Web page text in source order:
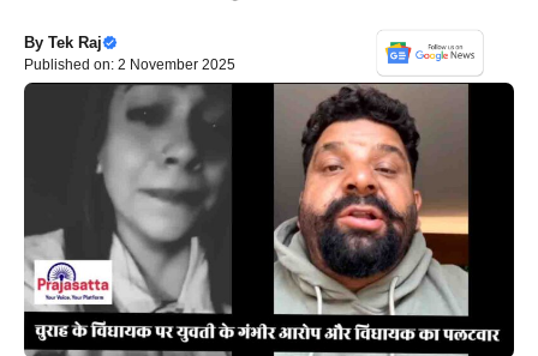
By Tek Raj
Published on: 2 November 2025